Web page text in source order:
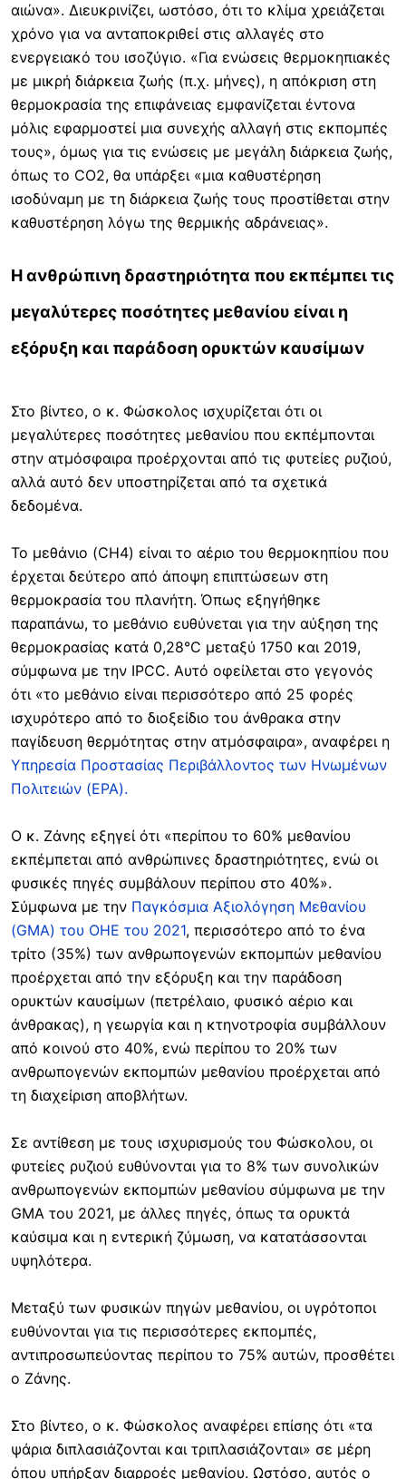
αιώνα». Διευκρινίζει, ωστόσο, ότι το κλίμα χρειάζεται
χρόνο για να ανταποκριθεί στις αλλαγές στο
ενεργειακό του ισοζύγιο. «Για ενώσεις θερμοκηπιακές
με μικρή διάρκεια ζωής (π.χ. μήνες), η απόκριση στη
θερμοκρασία της επιφάνειας εμφανίζεται έντονα
μόλις εφαρμοστεί μια συνεχής αλλαγή στις εκπομπές
τους», όμως για τις ενώσεις με μεγάλη διάρκεια ζωής,
όπως το CO2, θα υπάρξει «μια καθυστέρηση
ισοδύναμη με τη διάρκεια ζωής τους προστίθεται στην
καθυστέρηση λόγω της θερμικής αδράνειας».
Η ανθρώπινη δραστηριότητα που εκπέμπει τις
μεγαλύτερες ποσότητες μεθανίου είναι η
εξόρυξη και παράδοση ορυκτών καυσίμων
Στο βίντεο, ο κ. Φώσκολος ισχυρίζεται ότι οι
μεγαλύτερες ποσότητες μεθανίου που εκπέμπονται
στην ατμόσφαιρα προέρχονται από τις φυτείες ρυζιού,
αλλά αυτό δεν υποστηρίζεται από τα σχετικά
δεδομένα.
Το μεθάνιο (CH4) είναι το αέριο του θερμοκηπίου που
έρχεται δεύτερο από άποψη επιπτώσεων στη
θερμοκρασία του πλανήτη. Όπως εξηγήθηκε
παραπάνω, το μεθάνιο ευθύνεται για την αύξηση της
θερμοκρασίας κατά 0,28°C μεταξύ 1750 και 2019,
σύμφωνα με την IPCC. Αυτό οφείλεται στο γεγονός
ότι «το μεθάνιο είναι περισσότερο από 25 φορές
ισχυρότερο από το διοξείδιο του άνθρακα στην
παγίδευση θερμότητας στην ατμόσφαιρα», αναφέρει η
Υπηρεσία Προστασίας Περιβάλλοντος των Ηνωμένων
Πολιτειών (EPA).
Ο κ. Ζάνης εξηγεί ότι «περίπου το 60% μεθανίου
εκπέμπεται από ανθρώπινες δραστηριότητες, ενώ οι
φυσικές πηγές συμβάλουν περίπου στο 40%».
Σύμφωνα με την Παγκόσμια Αξιολόγηση Μεθανίου
(GMA) του ΟΗΕ του 2021, περισσότερο από το ένα
τρίτο (35%) των ανθρωπογενών εκπομπών μεθανίου
προέρχεται από την εξόρυξη και την παράδοση
ορυκτών καυσίμων (πετρέλαιο, φυσικό αέριο και
άνθρακας), η γεωργία και η κτηνοτροφία συμβάλλουν
από κοινού στο 40%, ενώ περίπου το 20% των
ανθρωπογενών εκπομπών μεθανίου προέρχεται από
τη διαχείριση αποβλήτων.
Σε αντίθεση με τους ισχυρισμούς του Φώσκολου, οι
φυτείες ρυζιού ευθύνονται για το 8% των συνολικών
ανθρωπογενών εκπομπών μεθανίου σύμφωνα με την
GMA του 2021, με άλλες πηγές, όπως τα ορυκτά
καύσιμα και η εντερική ζύμωση, να κατατάσσονται
υψηλότερα.
Μεταξύ των φυσικών πηγών μεθανίου, οι υγρότοποι
ευθύνονται για τις περισσότερες εκπομπές,
αντιπροσωπεύοντας περίπου το 75% αυτών, προσθέτει
ο Ζάνης.
Στο βίντεο, ο κ. Φώσκολος αναφέρει επίσης ότι «τα
ψάρια διπλασιάζονται και τριπλασιάζονται» σε μέρη
όπου υπήρξαν διαρροές μεθανίου. Ωστόσο, αυτός ο